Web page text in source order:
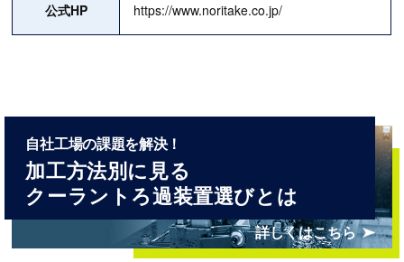
公式HP https://www.noritake.co.jp/
⾃社⼯場の課題を解決！
加工方法別に見る
クーラントろ過装置選びとは
詳しくはこちら